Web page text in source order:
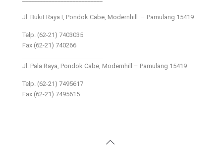
Jl. Bukit Raya I, Pondok Cabe, Modernhill – Pamulang 15419
Telp. (62-21) 7403035
Fax (62-21) 740266
Jl. Pala Raya, Pondok Cabe, Modernhill – Pamulang 15419
Telp. (62-21) 7495617
Fax (62-21) 7495615